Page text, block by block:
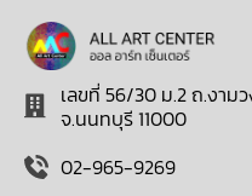
เลขที่ 56/30 ม.2 ถ.งาม
จ.นนทบุรี 11000
02-965-9269